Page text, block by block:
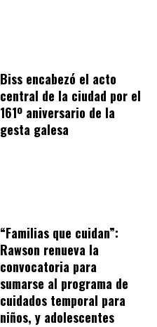
Biss encabezó el acto
central de la ciudad por el
161º aniversario de la
gesta galesa
“Familias que cuidan”:
Rawson renueva la
convocatoria para
sumarse al programa de
cuidados temporal para
niños, y adolescentes